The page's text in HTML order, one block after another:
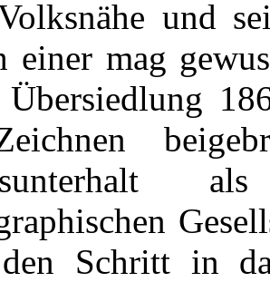
und
einer mag
Übersiedlung
Schritt in